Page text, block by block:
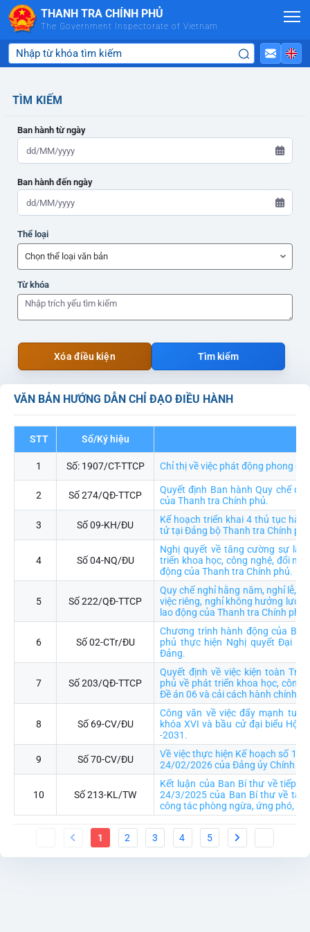
Skip to Main Content
THANH TRA CHÍNH PHỦ
The Government Inspectorate of Vietnam
VĂN BẢN HƯỚNG DẪN CHỈ ĐẠO ĐIỀU HÀNH
STT Số/Ký hiệu
1 Số: 1907/CT-TTCP Chỉ thị về việc phát động phong
2 Số 274/QĐ-TTCP
Quyết định Ban hành Quy chế
của Thanh tra Chính phủ.
3 Số 09-KH/ĐU
Kế hoạch triển khai 4 thủ tục
tử tại Đảng bộ Thanh tra Chính phủ
4 Số 04-NQ/ĐU
Nghị quyết về tăng cường sự
triển khoa học, công nghệ, đổi
động của Thanh tra Chính phủ.
5 Số 222/QĐ-TTCP
Quy chế nghỉ hằng năm, nghỉ lễ,
việc riêng, nghỉ không hưởng
lao động của Thanh tra Chính phủ
6 Số 02-CTr/ĐU
Chương trình hành động của
phủ thực hiện Nghị quyết Đại
Đảng.
7 Số 203/QĐ-TTCP
Quyết định về việc kiện toàn
phủ về phát triển khoa học, công
Đề án 06 và cải cách hành chính
8 Số 69-CV/ĐU
Công văn về việc đẩy mạnh
khóa XVI và bầu cử đại biểu Hội
-2031.
9 Số 70-CV/ĐU
Về việc thực hiện Kế hoạch số
24/02/2026 của Đảng ủy Chính
10 Số 213-KL/TW
Kết luận của Ban Bí thư về tiếp
24/3/2025 của Ban Bí thư về
công tác phòng ngừa, ứng phó,
1 2 3 4 5
TÌM KIẾM
Ban hành từ ngày
Ban hành đến ngày
ADMIN-HOME
Thể loại
ADMIN-HOME
Từ khóa
Xóa điều kiện Tìm kiếm